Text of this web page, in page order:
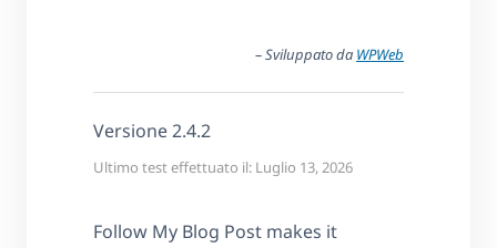
– Sviluppato da WPWeb
Versione 2.4.2
Ultimo test effettuato il: Luglio 13, 2026
Follow My Blog Post makes it